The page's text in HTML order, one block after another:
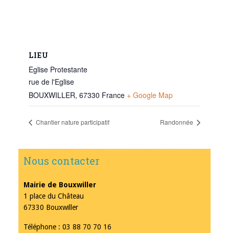
LIEU
Eglise Protestante
rue de l'Eglise
BOUXWILLER, 67330 France + Google Map
Chantier nature participatif Randonnée
Nous contacter
Mairie de Bouxwiller
1 place du Château
67330 Bouxwiller
Téléphone : 03 88 70 70 16